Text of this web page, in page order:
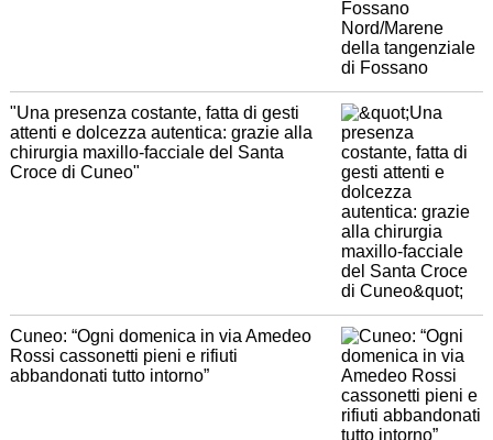
"Una presenza costante, fatta di gesti
attenti e dolcezza autentica: grazie alla
chirurgia maxillo-facciale del Santa
Croce di Cuneo"
Cuneo: “Ogni domenica in via Amedeo
Rossi cassonetti pieni e rifiuti
abbandonati tutto intorno”